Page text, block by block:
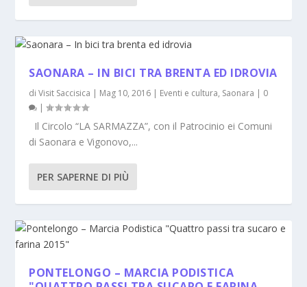
SAONARA – IN BICI TRA BRENTA ED IDROVIA
diVisit Saccisica | Mag 10, 2016 | Eventi e cultura, Saonara | 0
|
Il Circolo “LA SARMAZZA”, con il Patrocinio ei Comuni
di Saonara e Vigonovo,...
PER SAPERNE DI PIÙ
PONTELONGO – MARCIA PODISTICA